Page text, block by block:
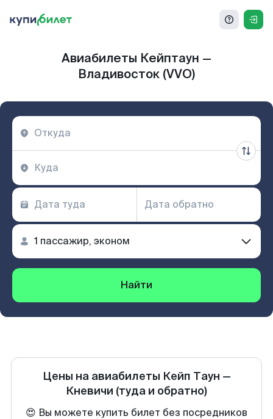
Авиабилеты Кейптаун —
Владивосток (VVO)
Найти
Цены на авиабилеты Кейп Таун —
Кневичи (туда и обратно)
😍 Вы можете купить билет без посредников